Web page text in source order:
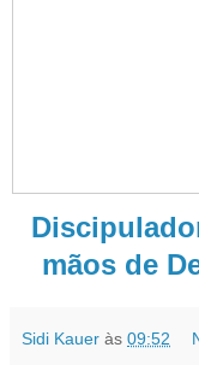
mãos de
Sidi Kauer às 09:52